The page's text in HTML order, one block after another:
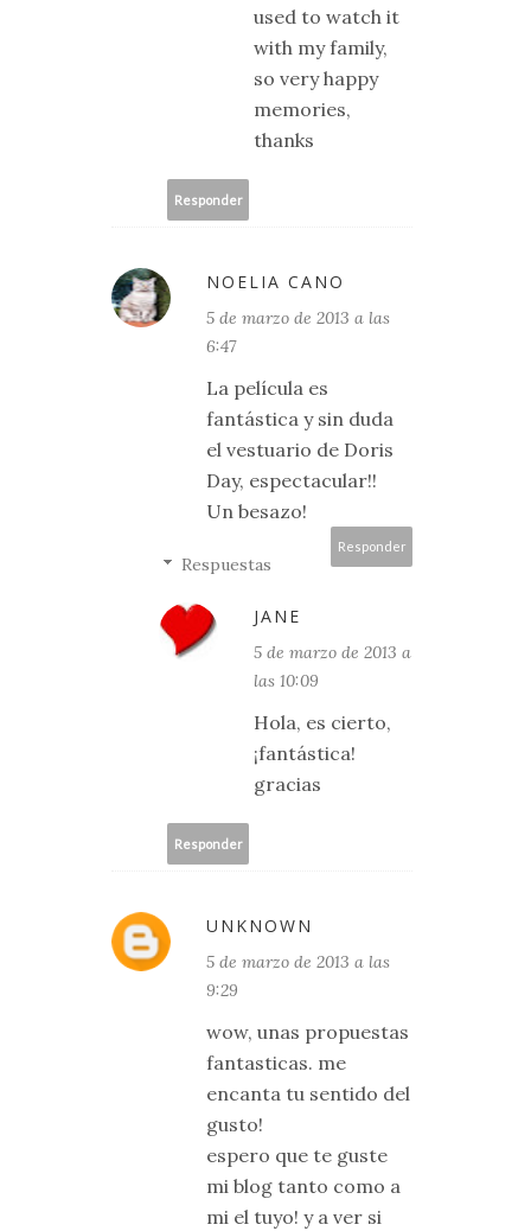
used to watch it
with my family,
so very happy
memories,
thanks
Responder
NOELIA CANO
5 de marzo de 2013 a las
6:47
La película es
fantástica y sin duda
el vestuario de Doris
Day, espectacular!!
Un besazo!
Responder
Respuestas
JANE
5 de marzo de 2013 a
las 10:09
Hola, es cierto,
¡fantástica!
gracias
Responder
UNKNOWN
5 de marzo de 2013 a las
9:29
wow, unas propuestas
fantasticas. me
encanta tu sentido del
gusto!
espero que te guste
mi blog tanto como a
mi el tuyo! y a ver si